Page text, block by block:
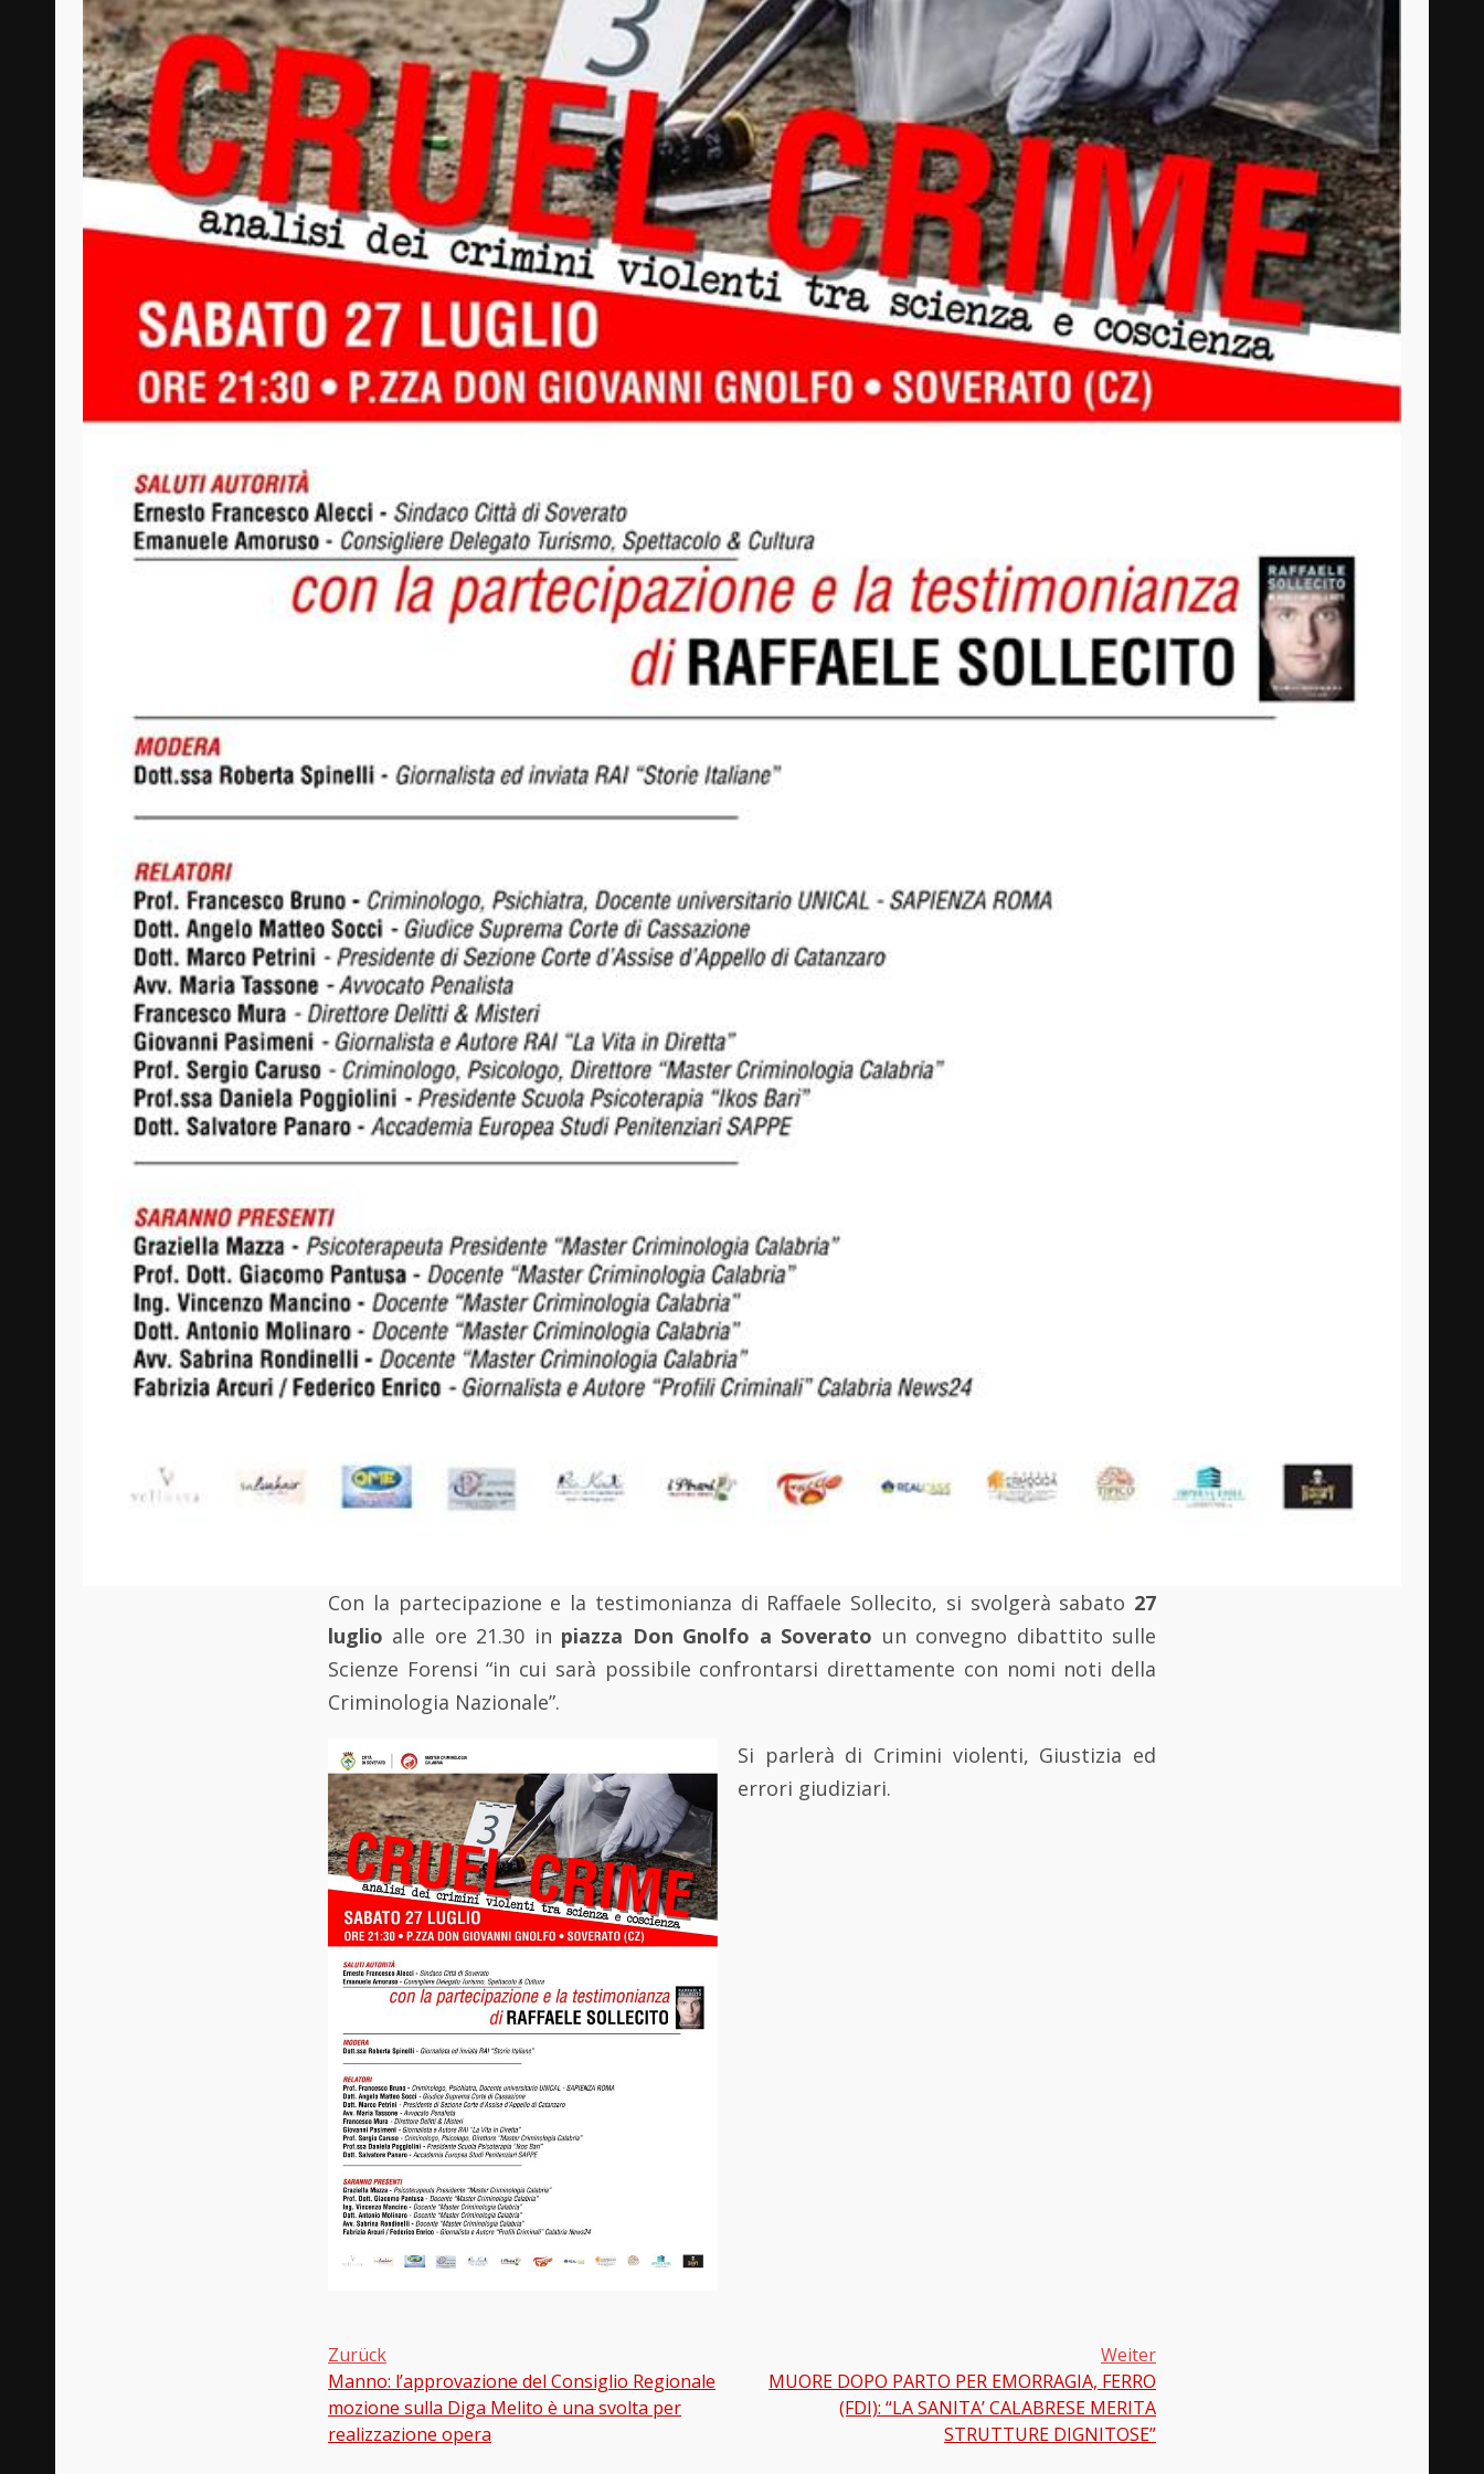
Con la partecipazione e la testimonianza di Raffaele Sollecito, si svolgerà sabato 27
luglio alle ore 21.30 in piazza Don Gnolfo a Soverato un convegno dibattito sulle
Scienze Forensi “in cui sarà possibile confrontarsi direttamente con nomi noti della
Criminologia Nazionale”.
Si parlerà di Crimini violenti, Giustizia ed
errori giudiziari.
Beitragsnavigation
Zurück
Manno: l’approvazione del Consiglio Regionale
mozione sulla Diga Melito è una svolta per
realizzazione opera
Weiter
MUORE DOPO PARTO PER EMORRAGIA, FERRO
(FDI): “LA SANITA’ CALABRESE MERITA
STRUTTURE DIGNITOSE”